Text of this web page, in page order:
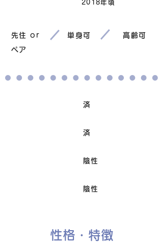
2018年頃
先住 or
ペア
単身可 高齢可
済
済
陰性
陰性
性格・特徴